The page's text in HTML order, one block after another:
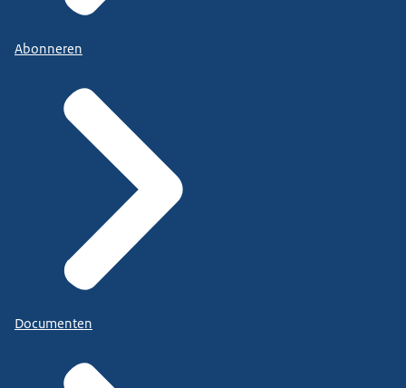
Abonneren
Documenten